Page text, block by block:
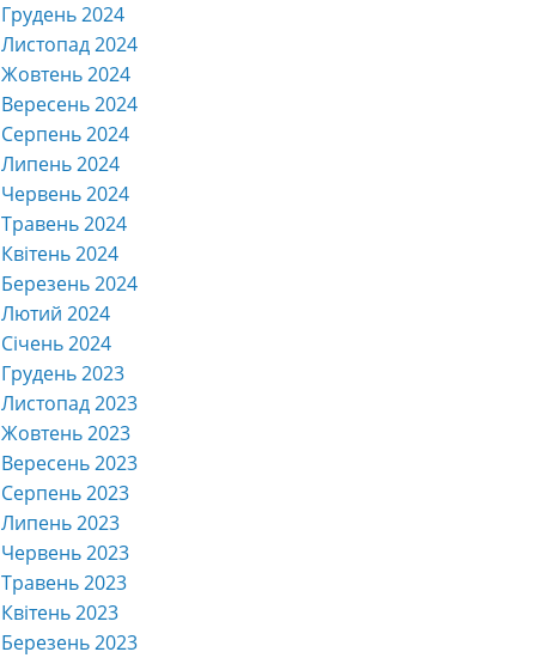
Грудень 2024
Листопад 2024
Жовтень 2024
Вересень 2024
Серпень 2024
Липень 2024
Червень 2024
Травень 2024
Квітень 2024
Березень 2024
Лютий 2024
Січень 2024
Грудень 2023
Листопад 2023
Жовтень 2023
Вересень 2023
Серпень 2023
Липень 2023
Червень 2023
Травень 2023
Квітень 2023
Березень 2023